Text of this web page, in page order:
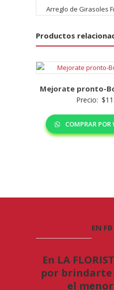
Arreglo de Girasoles
Productos
Mejorate pronto-
Precio: $
COMPRAR
EN
En LA
por brindarte
el